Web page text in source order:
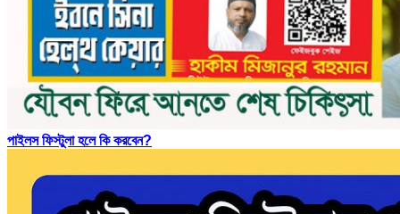
পাইলস ফিস্টুলা হলে কি করবেন?